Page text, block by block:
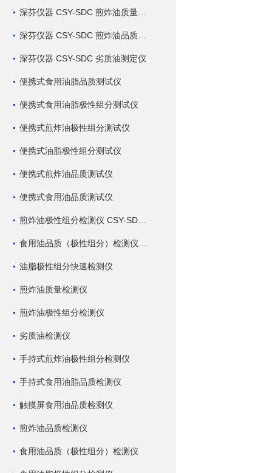
深芬仪器 CSY-SDC 劣质油测定仪
便携式食用油脂品质测试仪
便携式食用油脂极性组分测试仪
便携式煎炸油极性组分测试仪
便携式油脂极性组分测试仪
便携式煎炸油品质测试仪
便携式食用油品质测试仪
油脂极性组分快速检测仪
煎炸油质量检测仪
煎炸油极性组分检测仪
劣质油检测仪
手持式煎炸油极性组分检测仪
手持式食用油脂品质检测仪
触摸屏食用油品质检测仪
煎炸油品质检测仪
食用油品质（极性组分）检测仪